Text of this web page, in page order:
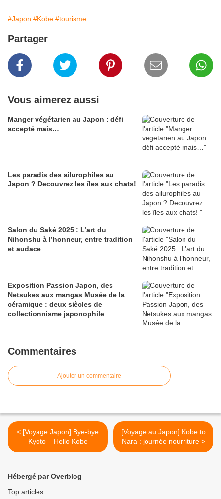
#Japon #Kobe #tourisme
Partager
Vous aimerez aussi
Manger végétarien au Japon : défi
accepté mais…
Les paradis des ailurophiles au
Japon ? Decouvrez les îles aux chats!
Salon du Saké 2025 : L’art du
Nihonshu à l’honneur, entre tradition
et audace
Exposition Passion Japon, des
Netsukes aux mangas Musée de la
céramique : deux siècles de
collectionnisme japonophile
Commentaires
Ajouter un commentaire
< [Voyage Japon] Bye-bye
Kyoto – Hello Kobe
[Voyage au Japon] Kobe to
Nara : journée nourriture >
Hébergé par Overblog
Top articles